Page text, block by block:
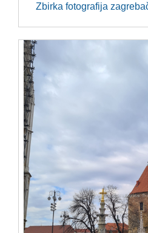
Zbirka fotografija